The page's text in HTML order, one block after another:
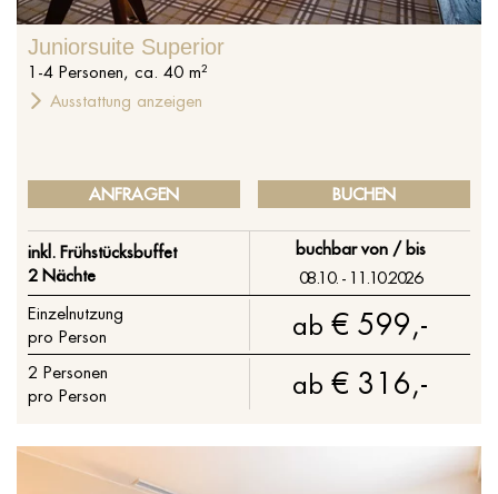
Juniorsuite Superior
1 -4 Personen, ca. 40 m²
Ausstattung anzeigen
ANFRAGEN BUCHEN
inkl. Frühstücksbuffet
2 Nächte
buchbar von / bis
08.10. - 11.10.2026
Einzelnutzung
pro Person
ab € 599,-
2 Personen
pro Person
ab € 316,-